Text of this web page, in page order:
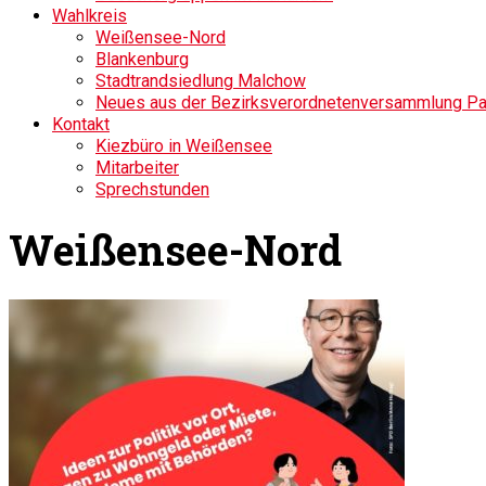
Wahlkreis
Weißensee-Nord
Blankenburg
Stadtrandsiedlung Malchow
Neues aus der Bezirksverordnetenversammlung
Kontakt
Kiezbüro in Weißensee
Mitarbeiter
Sprechstunden
Weißensee-Nord